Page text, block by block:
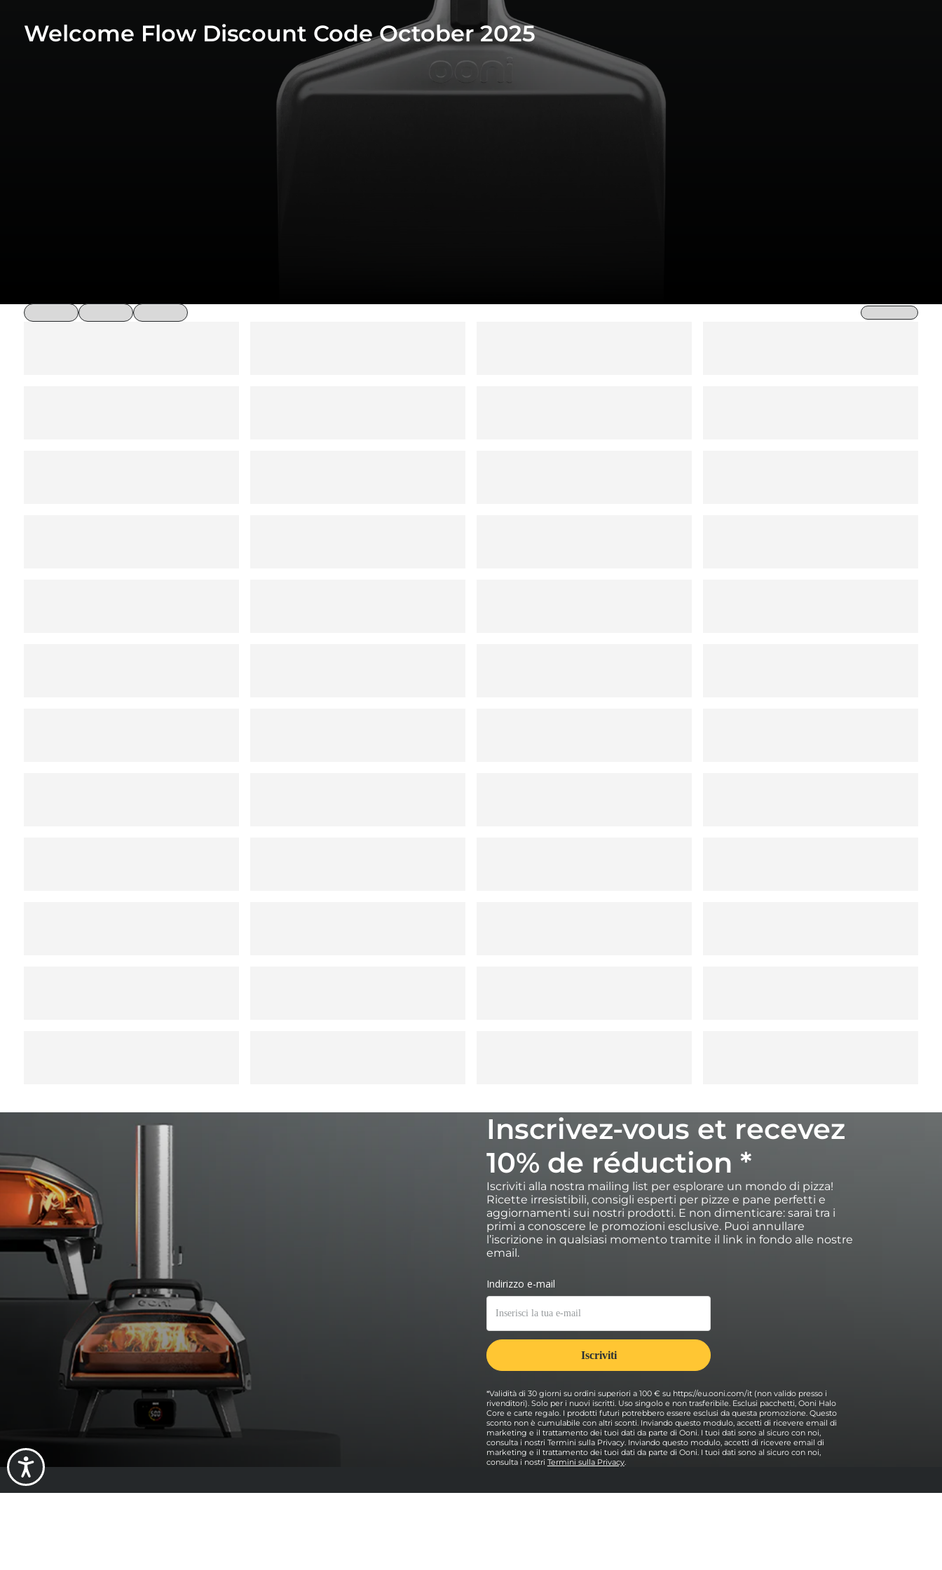
Welcome Flow Discount Code October 2025
loading loading loading Ordina per
Inscrivez-vous et recevez
10% de réduction *
Iscriviti alla nostra mailing list per esplorare un mondo di pizza!
Ricette irresistibili, consigli esperti per pizze e pane perfetti e
aggiornamenti sui nostri prodotti. E non dimenticare: sarai tra i
primi a conoscere le promozioni esclusive. Puoi annullare
l’iscrizione in qualsiasi momento tramite il link in fondo alle nostre
email.
*Validità di 30 giorni su ordini superiori a 100 € su https://eu.ooni.com/it (non valido presso i
rivenditori). Solo per i nuovi iscritti. Uso singolo e non trasferibile. Esclusi pacchetti, Ooni Halo
Core e carte regalo. I prodotti futuri potrebbero essere esclusi da questa promozione. Questo
sconto non è cumulabile con altri sconti. Inviando questo modulo, accetti di ricevere email di
marketing e il trattamento dei tuoi dati da parte di Ooni. I tuoi dati sono al sicuro con noi,
consulta i nostri Termini sulla Privacy. Inviando questo modulo, accetti di ricevere email di
marketing e il trattamento dei tuoi dati da parte di Ooni. I tuoi dati sono al sicuro con noi,
consulta i nostri Termini sulla Privacy.